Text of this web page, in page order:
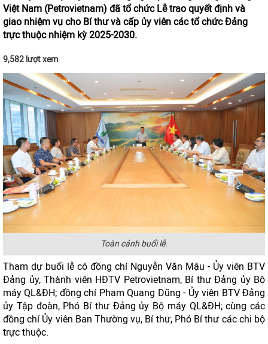
Việt Nam (Petrovietnam) đã tổ chức Lễ trao quyết định và
giao nhiệm vụ cho Bí thư và cấp ủy viên các tổ chức Đảng
trực thuộc nhiệm kỳ 2025-2030.
9,582 lượt xem
Toàn cảnh buổi lễ.
Tham dự buổi lễ có đồng chí Nguyễn Văn Mậu - Ủy viên BTV
Đảng ủy, Thành viên HĐTV Petrovietnam, Bí thư Đảng ủy Bộ
máy QL&ĐH; đồng chí Phạm Quang Dũng - Ủy viên BTV Đảng
ủy Tập đoàn, Phó Bí thư Đảng ủy Bộ máy QL&ĐH; cùng các
đồng chí Ủy viên Ban Thường vụ, Bí thư, Phó Bí thư các chi bộ
trực thuộc.